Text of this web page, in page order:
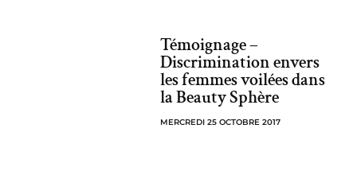
Témoignage –
Discrimination envers
les femmes voilées dans
la Beauty Sphère
MERCREDI 25 OCTOBRE 2017